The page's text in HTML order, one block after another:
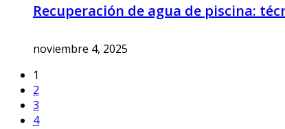
Recuperación de agua de piscina:
noviembre 4, 2025
1
2
3
4